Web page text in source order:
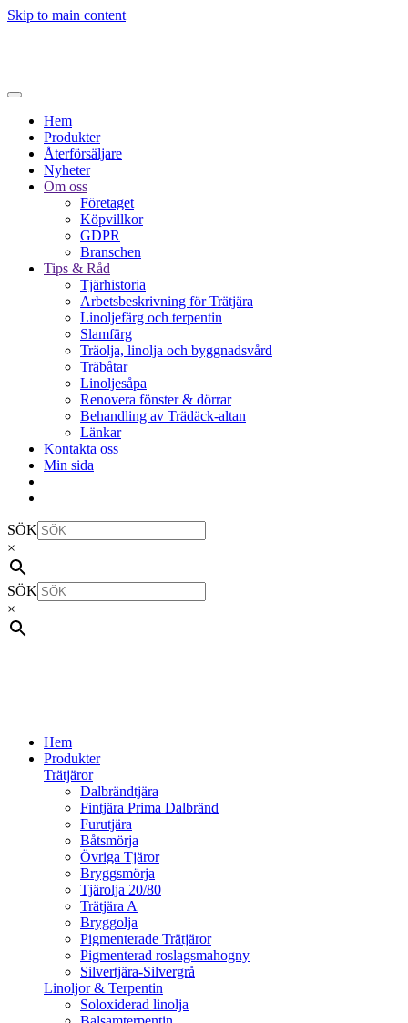
Skip to main content
Hem
Produkter
Återförsäljare
Nyheter
Om oss
Företaget
Köpvillkor
GDPR
Branschen
Tips & Råd
Tjärhistoria
Arbetsbeskrivning för Trätjära
Linoljefärg och terpentin
Slamfärg
Träolja, linolja och byggnadsvård
Träbåtar
Linoljesåpa
Renovera fönster & dörrar
Behandling av Trädäck-altan
Länkar
Kontakta oss
Min sida
SÖK
×
SÖK
×
Hem
Produkter
Trätjäror
Dalbrändtjära
Fintjära Prima Dalbränd
Furutjära
Båtsmörja
Övriga Tjäror
Bryggsmörja
Tjärolja 20/80
Trätjära A
Bryggolja
Pigmenterade Trätjäror
Pigmenterad roslagsmahogny
Silvertjära-Silvergrå
Linoljor & Terpentin
Soloxiderad linolja